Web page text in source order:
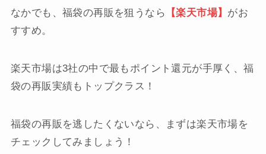
なかでも、福袋の再販を狙うなら 【楽天市場】 がお
すすめ。
楽天市場は3社の中で最もポイント還元が手厚く、福
袋の再販実績もトップクラス！
福袋の再販を逃したくないなら、まずは楽天市場を
チェックしてみましょう！